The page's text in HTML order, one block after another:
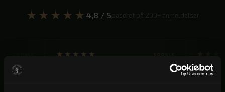
★★★★★ 4,8 / 5
“Overnattede i 2 dage — nyrenoverede
“Dejlig mors dag
variet udvalg, og